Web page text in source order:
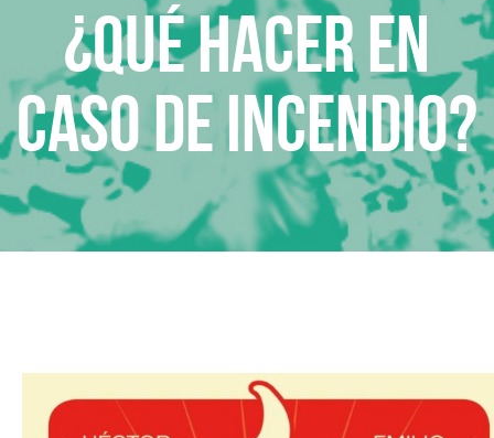
¿Qué hacer en
caso de incendio?